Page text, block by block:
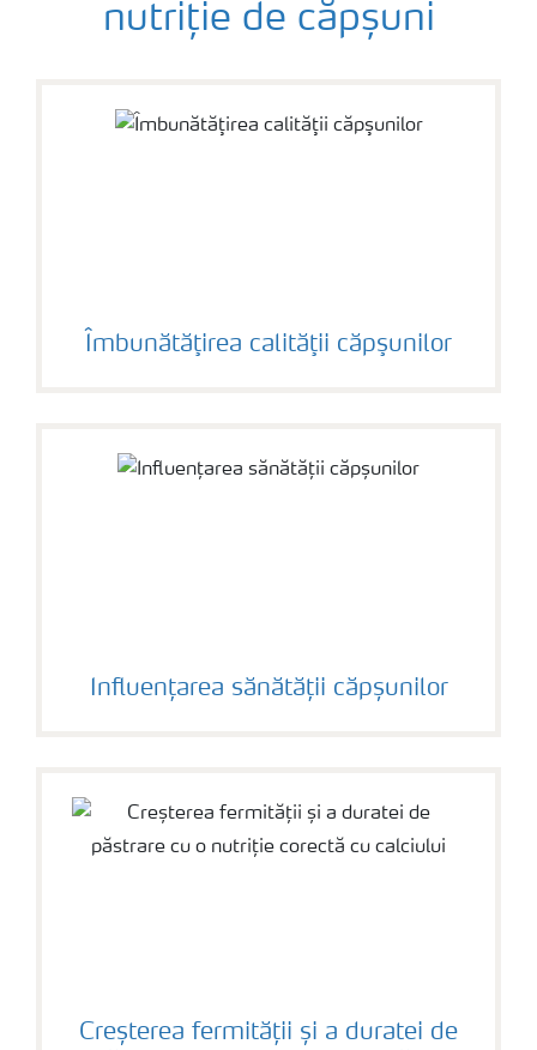
nutriție de căpșuni
Îmbunătăţirea calităţii căpşunilor
Influențarea sănătății căpșunilor
Creșterea fermității și a duratei de